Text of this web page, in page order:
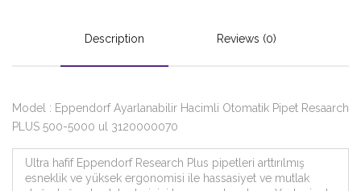
Description Reviews (0)
Model : Eppendorf Ayarlanabilir Hacimli Otomatik Pipet Resaarch
PLUS 500-5000 ul 3120000070
Ultra hafif Eppendorf Research Plus pipetleri arttırılmış
esneklik ve yüksek ergonomisi ile hassasiyet ve mutlak